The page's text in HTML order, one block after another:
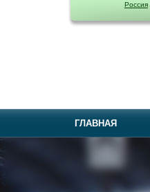
Россия
ГЛАВНАЯ